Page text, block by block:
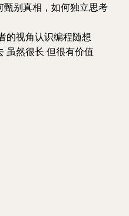
别真相，如何独立思考
的视角认识编程随想
虽然很长 但很有价值